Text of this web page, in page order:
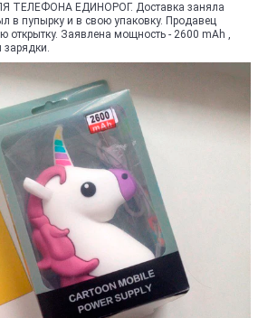
ТЕЛЕФОНА ЕДИНОРОГ. Доставка заняла
в пупырку и в свою упаковку. Продавец
открытку. Заявлена мощность - 2600 mAh ,
зарядки.